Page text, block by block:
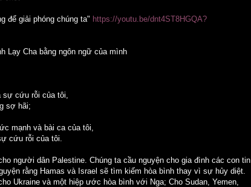
để giải phóng chúng ta" https://youtu.be/dnt4ST8HGQA?
Lạy Cha bằng ngôn ngữ của mình
sự cứu rỗi của tôi,
sợ hãi;
mạnh và bài ca của tôi,
cứu rỗi của tôi.
người dân Palestine. Chúng ta cầu nguyện cho gia đình các con tin
rằng Hamas và Israel sẽ tìm kiếm hòa bình thay vì sự hủy diệt.
Ukraine và một hiệp ước hòa bình với Nga; Cho Sudan, Yemen,